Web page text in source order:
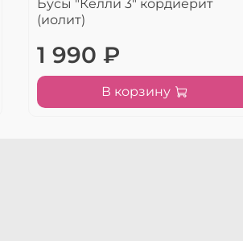
Бусы "Келли 3" кордиерит
(иолит)
1 990 ₽
В корзину